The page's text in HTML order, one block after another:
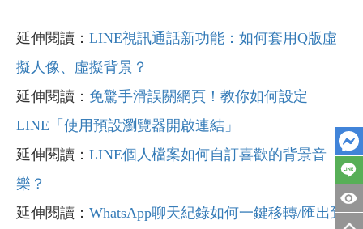
延伸閱讀： LINE視訊通話新功能：如何套用Q版虛
擬人像、虛擬背景？
延伸閱讀： 免驚手滑誤關網頁！教你如何設定
LINE「使用預設瀏覽器開啟連結」
延伸閱讀： LINE個人檔案如何自訂喜歡的背景音
樂？
延伸閱讀： WhatsApp聊天紀錄如何一鍵移轉/匯出到